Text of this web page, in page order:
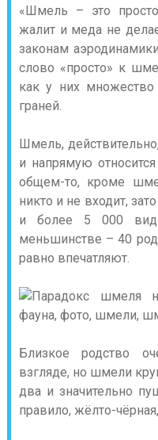
«Шмель – это
жалит и меда не
законам
слово «просто» к
как у них
граней.
Шмель,
и напрямую
общем-то, кроме
никто и не входит,
и более 5 000
меньшинстве – 40
равно впечатляют.
Близкое родство
взгляде, но шмели
два и значительно
правило, жёлто-